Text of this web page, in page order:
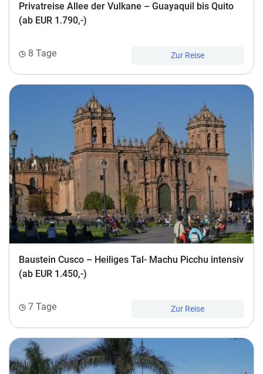
Privatreise Allee der Vulkane – Guayaquil bis Quito
(ab EUR 1.790,-)
8 Tage Zur Reise
Baustein Cusco – Heiliges Tal- Machu Picchu intensiv
(ab EUR 1.450,-)
7 Tage Zur Reise